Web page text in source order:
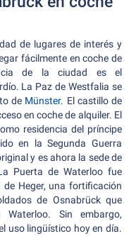
de lugares de interés y
fácilmente en coche de
de la ciudad es el
La Paz de Westfalia se
de Münster. El castillo de
en coche de alquiler. El
residencia del príncipe
en la Segunda Guerra
y es ahora la sede de
Puerta de Waterloo fue
Heger, una fortificación
de Osnabrück que
Sin embargo,
uso lingüístico hoy en día.